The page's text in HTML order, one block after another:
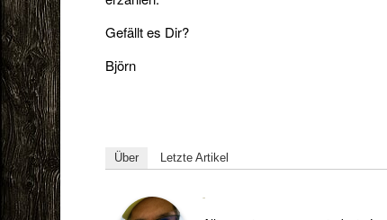
Gefällt es Dir?
Björn
Über Letzte Artikel